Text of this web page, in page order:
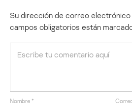
Su dirección de correo electrónico
campos obligatorios están
Nombre *